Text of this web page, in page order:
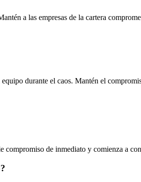
a las empresas de la cartera
durante el caos. Mantén el
de inmediato y comienza a